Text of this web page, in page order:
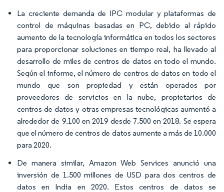
La creciente demanda de IPC modular y plataformas de
control de máquinas basadas en PC, debido al rápido
aumento de la tecnología informática en todos los sectores
para proporcionar soluciones en tiempo real, ha llevado al
desarrollo de miles de centros de datos en todo el mundo.
Según el informe, el número de centros de datos en todo el
mundo que son propiedad y están operados por
proveedores de servicios en la nube, propietarios de
centros de datos y otras empresas tecnológicas aumentó a
alrededor de 9.100 en 2019 desde 7.500 en 2018. Se espera
que el número de centros de datos aumente a más de 10.000
para 2020.
De manera similar, Amazon Web Services anunció una
inversión de 1.500 millones de USD para dos centros de
datos en India en 2020. Estos centros de datos se